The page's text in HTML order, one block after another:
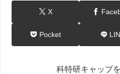
X
Pocket
科特研キャップ